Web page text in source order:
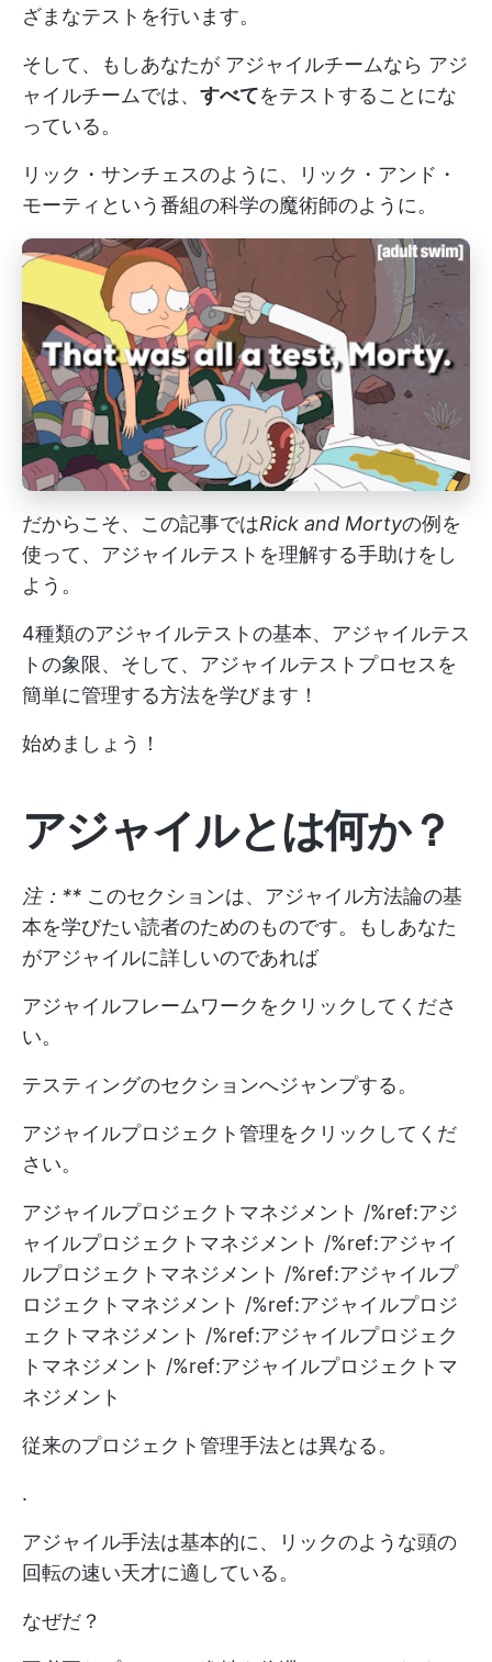
ざまなテストを行います。
そして、もしあなたが アジャイルチームなら アジ
ャイルチームでは、 すべてをテストすることにな
っている。
リック・サンチェスのように、リック・アンド・
モーティという番組の科学の魔術師のように。
だからこそ、この記事ではRick and Mortyの例を
使って、アジャイルテストを理解する手助けをし
よう。
4種類のアジャイルテストの基本、アジャイルテス
トの象限、そして、アジャイルテストプロセスを
簡単に管理する方法を学びます！
始めましょう！
アジャイルとは何か？
注：** このセクションは、アジャイル方法論の基
本を学びたい読者のためのものです。もしあなた
がアジャイルに詳しいのであれば
アジャイルフレームワークをクリックしてくださ
い。
テスティングのセクションへジャンプする。
アジャイルプロジェクト管理をクリックしてくだ
さい。
アジャイルプロジェクトマネジメント /%ref:アジ
ャイルプロジェクトマネジメント /%ref:アジャイ
ルプロジェクトマネジメント /%ref:アジャイルプ
ロジェクトマネジメント /%ref:アジャイルプロジ
ェクトマネジメント /%ref:アジャイルプロジェク
トマネジメント /%ref:アジャイルプロジェクトマ
ネジメント
従来のプロジェクト管理手法とは異なる。
.
アジャイル手法は基本的に、リックのような頭の
回転の速い天才に適している。
なぜだ？